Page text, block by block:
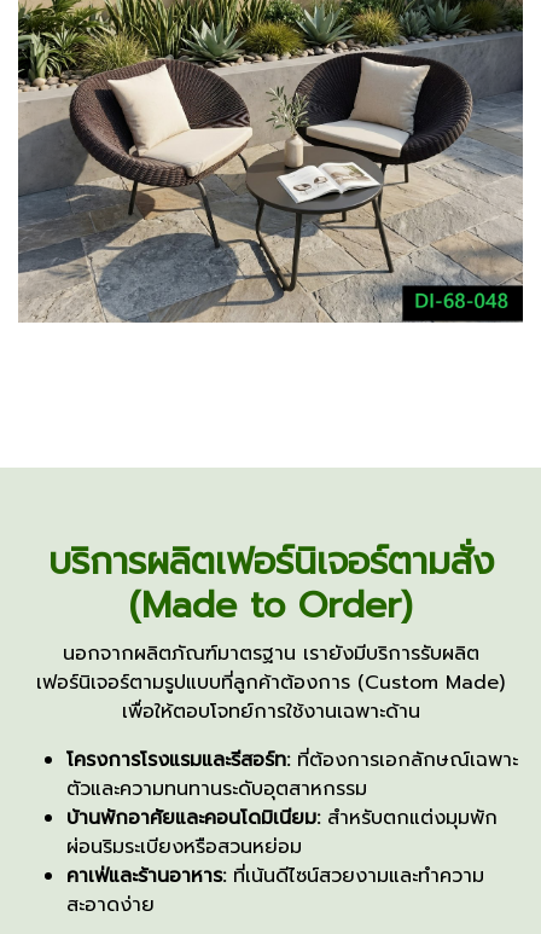
บริการผลิตเฟอร์นิเจอร์ตามสั่ง
(Made to Order)
นอกจากผลิตภัณฑ์มาตรฐาน เรายังมีบริการรับผลิต
เฟอร์นิเจอร์ตามรูปแบบที่ลูกค้าต้องการ (Custom Made)
เพื่อให้ตอบโจทย์การใช้งานเฉพาะด้าน
โครงการโรงแรมและรีสอร์ท:ที่ต้องการเอกลักษณ์เฉพาะ
ตัวและความทนทานระดับอุตสาหกรรม
บ้านพักอาศัยและคอนโดมิเนียม:สำหรับตกแต่งมุมพัก
ผ่อนริมระเบียงหรือสวนหย่อม
คาเฟ่และร้านอาหาร:ที่เน้นดีไซน์สวยงามและทำความ
สะอาดง่าย